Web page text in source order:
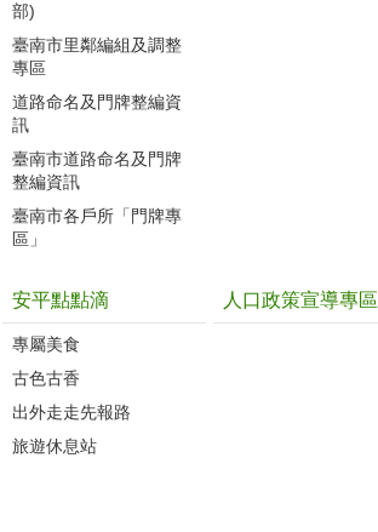
部)
臺南市里鄰編組及調整
專區
道路命名及門牌整編資
訊
臺南市道路命名及門牌
整編資訊
臺南市各戶所「門牌專
區」
安平點點滴
專屬美食
古色古香
出外走走先報路
旅遊休息站
人口政策宣導專區